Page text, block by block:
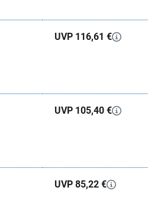
UVP 116,61 €
UVP 105,40 €
UVP 85,22 €